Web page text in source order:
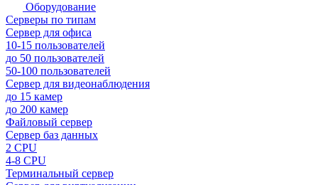
Оборудование
Серверы по типам
Сервер для офиса
10-15 пользователей
до 50 пользователей
50-100 пользователей
Сервер для видеонаблюдения
до 15 камер
до 200 камер
Файловый сервер
Сервер баз данных
2 CPU
4-8 CPU
Терминальный сервер